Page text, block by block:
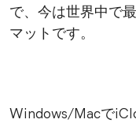
で、今は世界中で
マットです。
Windows/Macで